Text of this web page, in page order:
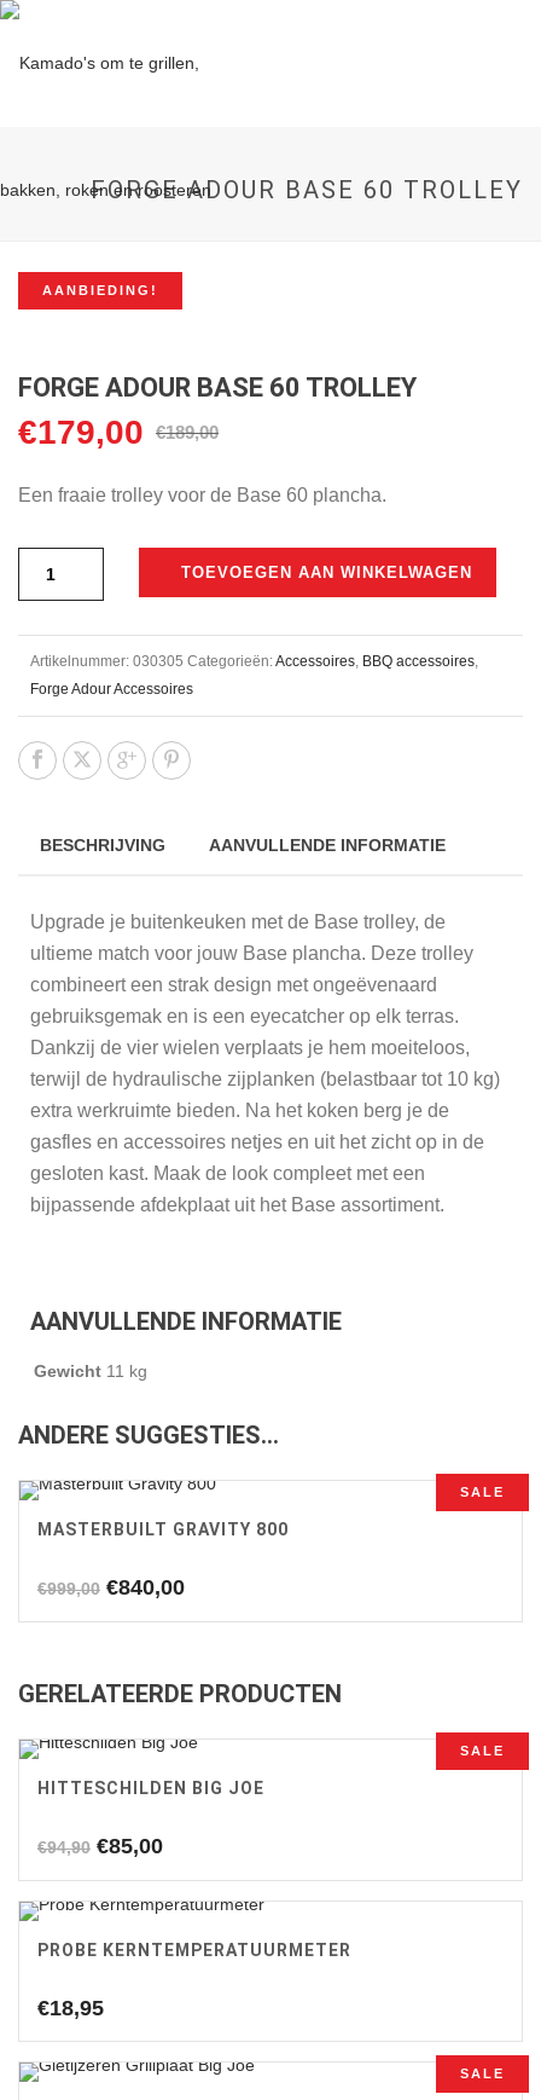
FORGE ADOUR BASE 60 TROLLEY
AANBIEDING!
FORGE ADOUR BASE 60 TROLLEY
€189,00
Oorspronkelijke
was:
€179,00 Huidige
is:
Een fraaie trolley voor de Base 60 plancha.
TOEVOEGEN AAN WINKELWAGEN
Artikelnummer: 030305 Categorieën:Accessoires, BBQ accessoires,
Forge Adour Accessoires
BESCHRIJVING AANVULLENDE INFORMATIE
Upgrade je buitenkeuken met de Base trolley, de
ultieme match voor jouw Base plancha. Deze trolley
combineert een strak design met ongeëvenaard
gebruiksgemak en is een eyecatcher op elk terras.
Dankzij de vier wielen verplaats je hem moeiteloos,
terwijl de hydraulische zijplanken (belastbaar tot 10 kg)
extra werkruimte bieden. Na het koken berg je de
gasfles en accessoires netjes en uit het zicht op in de
gesloten kast. Maak de look compleet met een
bijpassende afdekplaat uit het Base assortiment.
AANVULLENDE INFORMATIE
Gewicht 11 kg
ANDERE SUGGESTIES…
SALE
MASTERBUILT GRAVITY 800
€999,00 Oorspronkelijke
€840,00Huidige
GERELATEERDE PRODUCTEN
SALE
HITTESCHILDEN BIG JOE
€94,90 Oorspronkelijke
was:
€85,00Huidige
is:
PROBE KERNTEMPERATUURMETER
€18,95
SALE